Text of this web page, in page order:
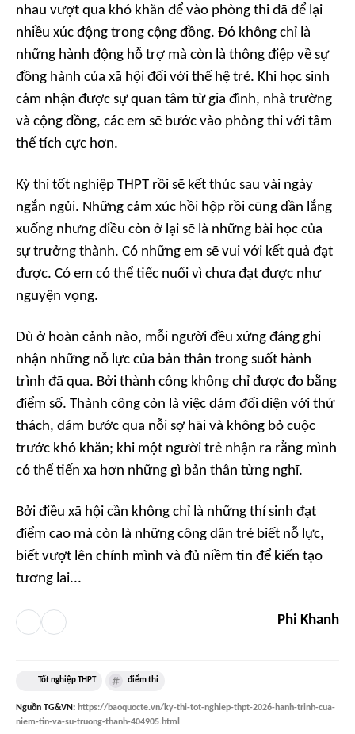
nhau vượt qua khó khăn để vào phòng thi đã để lại
nhiều xúc động trong cộng đồng. Đó không chỉ là
những hành động hỗ trợ mà còn là thông điệp về sự
đồng hành của xã hội đối với thế hệ trẻ. Khi học sinh
cảm nhận được sự quan tâm từ gia đình, nhà trường
và cộng đồng, các em sẽ bước vào phòng thi với tâm
thế tích cực hơn.
Kỳ thi tốt nghiệp THPT rồi sẽ kết thúc sau vài ngày
ngắn ngủi. Những cảm xúc hồi hộp rồi cũng dần lắng
xuống nhưng điều còn ở lại sẽ là những bài học của
sự trưởng thành. Có những em sẽ vui với kết quả đạt
được. Có em có thể tiếc nuối vì chưa đạt được như
nguyện vọng.
Dù ở hoàn cảnh nào, mỗi người đều xứng đáng ghi
nhận những nỗ lực của bản thân trong suốt hành
trình đã qua. Bởi thành công không chỉ được đo bằng
điểm số. Thành công còn là việc dám đối diện với thử
thách, dám bước qua nỗi sợ hãi và không bỏ cuộc
trước khó khăn; khi một người trẻ nhận ra rằng mình
có thể tiến xa hơn những gì bản thân từng nghĩ.
Bởi điều xã hội cần không chỉ là những thí sinh đạt
điểm cao mà còn là những công dân trẻ biết nỗ lực,
biết vượt lên chính mình và đủ niềm tin để kiến tạo
tương lai...
Phi Khanh
Tốt nghiệp THPT điểm thi
Nguồn TG&VN: https://baoquocte.vn/ky-thi-tot-nghiep-thpt-2026-hanh-trinh-cua-
niem-tin-va-su-truong-thanh-404905.html